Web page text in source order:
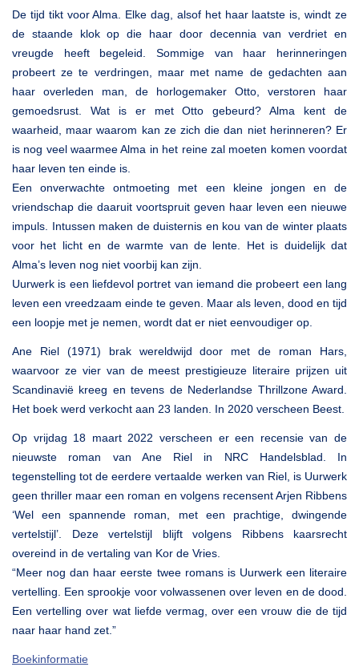
De tijd tikt voor Alma. Elke dag, alsof het haar laatste is, windt ze
de staande klok op die haar door decennia van verdriet en
vreugde heeft begeleid. Sommige van haar herinneringen
probeert ze te verdringen, maar met name de gedachten aan
haar overleden man, de horlogemaker Otto, verstoren haar
gemoedsrust. Wat is er met Otto gebeurd? Alma kent de
waarheid, maar waarom kan ze zich die dan niet herinneren? Er
is nog veel waarmee Alma in het reine zal moeten komen voordat
haar leven ten einde is.
Een onverwachte ontmoeting met een kleine jongen en de
vriendschap die daaruit voortspruit geven haar leven een nieuwe
impuls. Intussen maken de duisternis en kou van de winter plaats
voor het licht en de warmte van de lente. Het is duidelijk dat
Alma’s leven nog niet voorbij kan zijn.
Uurwerk is een liefdevol portret van iemand die probeert een lang
leven een vreedzaam einde te geven. Maar als leven, dood en tijd
een loopje met je nemen, wordt dat er niet eenvoudiger op.
Ane Riel (1971) brak wereldwijd door met de roman Hars,
waarvoor ze vier van de meest prestigieuze literaire prijzen uit
Scandinavië kreeg en tevens de Nederlandse Thrillzone Award.
Het boek werd verkocht aan 23 landen. In 2020 verscheen Beest.
Op vrijdag 18 maart 2022 verscheen er een recensie van de
nieuwste roman van Ane Riel in NRC Handelsblad. In
tegenstelling tot de eerdere vertaalde werken van Riel, is Uurwerk
geen thriller maar een roman en volgens recensent Arjen Ribbens
‘Wel een spannende roman, met een prachtige, dwingende
vertelstijl’. Deze vertelstijl blijft volgens Ribbens kaarsrecht
overeind in de vertaling van Kor de Vries.
“Meer nog dan haar eerste twee romans is Uurwerk een literaire
vertelling. Een sprookje voor volwassenen over leven en de dood.
Een vertelling over wat liefde vermag, over een vrouw die de tijd
naar haar hand zet.”
Boekinformatie